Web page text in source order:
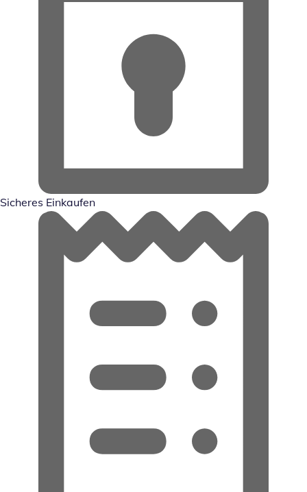
Sicheres Einkaufen